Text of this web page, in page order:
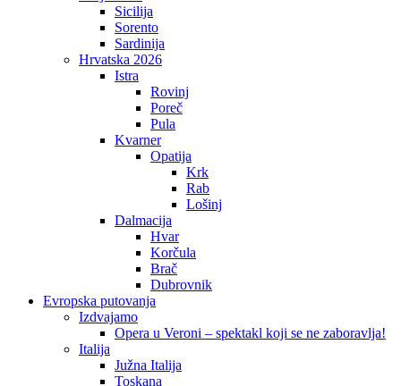
Sicilija
Sorento
Sardinija
Hrvatska 2026
Istra
Rovinj
Poreč
Pula
Kvarner
Opatija
Krk
Rab
Lošinj
Dalmacija
Hvar
Korčula
Brač
Dubrovnik
Evropska putovanja
Izdvajamo
Opera u Veroni – spektakl koji se ne zaboravlja!
Italija
Južna Italija
Toskana